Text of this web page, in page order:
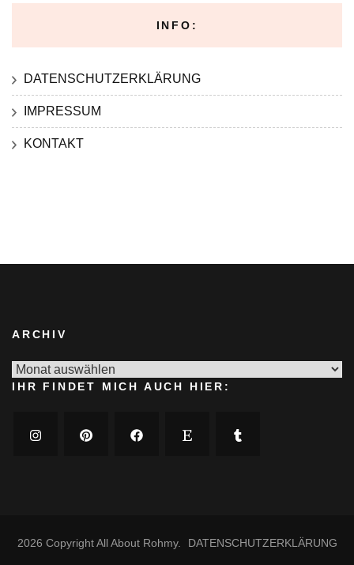
INFO:
DATENSCHUTZERKLÄRUNG
IMPRESSUM
KONTAKT
ARCHIV
Archiv
IHR FINDET MICH AUCH HIER:
2026 CopyrightAll About Rohmy. DATENSCHUTZERKLÄRUNG